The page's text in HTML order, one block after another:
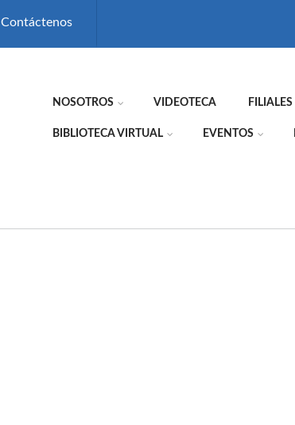
Contáctenos
NOSOTROS VIDEOTECA FILIALES
BIBLIOTECA VIRTUAL EVENTOS